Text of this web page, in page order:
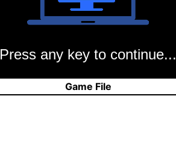
Press any key to continue...
Game File